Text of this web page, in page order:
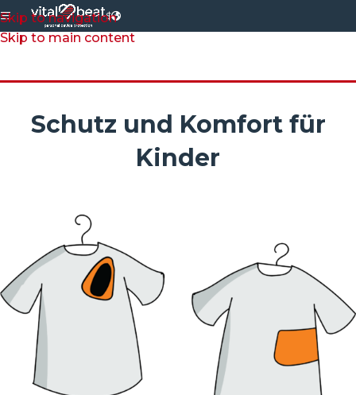
Skip to navigation
Skip to main content
$
Schutz und Komfort für
Kinder